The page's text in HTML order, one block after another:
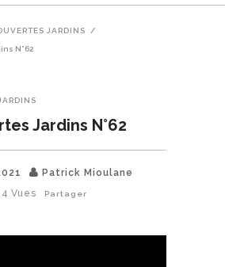
JARDINS /
N°62
Jardins N°62
Patrick Mioulane
Vues Partager